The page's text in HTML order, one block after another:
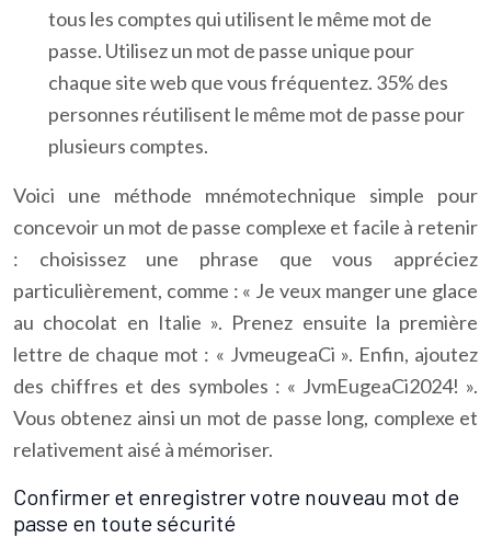
tous les comptes qui utilisent le même mot de
passe. Utilisez un mot de passe unique pour
chaque site web que vous fréquentez. 35% des
personnes réutilisent le même mot de passe pour
plusieurs comptes.
Voici une méthode mnémotechnique simple pour
concevoir un mot de passe complexe et facile à retenir
: choisissez une phrase que vous appréciez
particulièrement, comme : « Je veux manger une glace
au chocolat en Italie ». Prenez ensuite la première
lettre de chaque mot : « JvmeugeaCi ». Enfin, ajoutez
des chiffres et des symboles : « JvmEugeaCi2024! ».
Vous obtenez ainsi un mot de passe long, complexe et
relativement aisé à mémoriser.
Confirmer et enregistrer votre nouveau mot de
passe en toute sécurité